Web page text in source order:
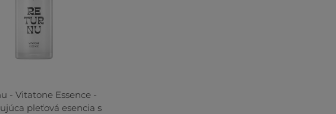
- Vitatone Essence -
pleťová esencia s